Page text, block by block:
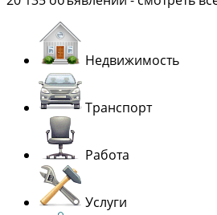
Недвижимость
Транспорт
Работа
Услуги